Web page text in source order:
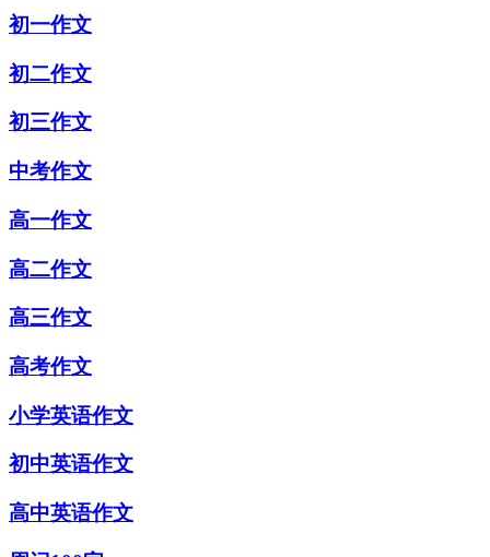
初一作文
初二作文
初三作文
中考作文
高一作文
高二作文
高三作文
高考作文
小学英语作文
初中英语作文
高中英语作文